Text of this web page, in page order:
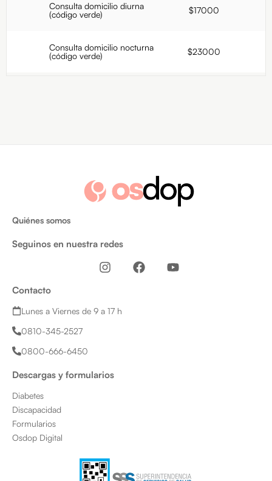
Consulta domicilio diurna
(código verde)
$17000
Consulta domicilio nocturna
(código verde)
$23000
Quiénes somos
Seguinos en nuestra redes
I
n
a
F
a
Y
o
Contacto
Lunes a Viernes de 9 a 17 h
0810-345-2527
0800-666-6450
Descargas y formularios
Diabetes
Discapacidad
Formularios
Osdop Digital